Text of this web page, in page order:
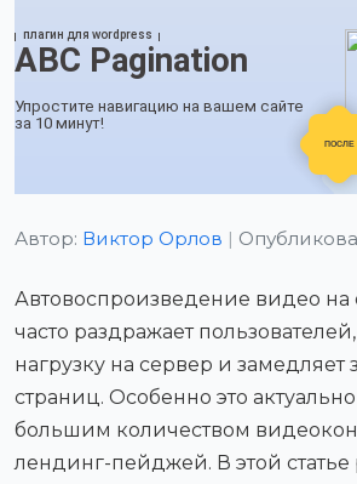
Автор: Виктор Орлов |
Автовоспроизведение видео на
часто раздражает
нагрузку на сервер и замедляет
страниц. Особенно это
большим количеством
лендинг-пейджей. В этой статье